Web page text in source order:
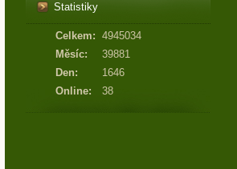
Statistiky
Online: 38
Celkem: 4945034
Měsíc:
39881
Den:
1646